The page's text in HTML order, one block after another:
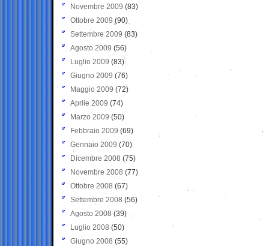
Novembre 2009 (83)
Ottobre 2009 (90)
Settembre 2009 (83)
Agosto 2009 (56)
Luglio 2009 (83)
Giugno 2009 (76)
Maggio 2009 (72)
Aprile 2009 (74)
Marzo 2009 (50)
Febbraio 2009 (69)
Gennaio 2009 (70)
Dicembre 2008 (75)
Novembre 2008 (77)
Ottobre 2008 (67)
Settembre 2008 (56)
Agosto 2008 (39)
Luglio 2008 (50)
Giugno 2008 (55)